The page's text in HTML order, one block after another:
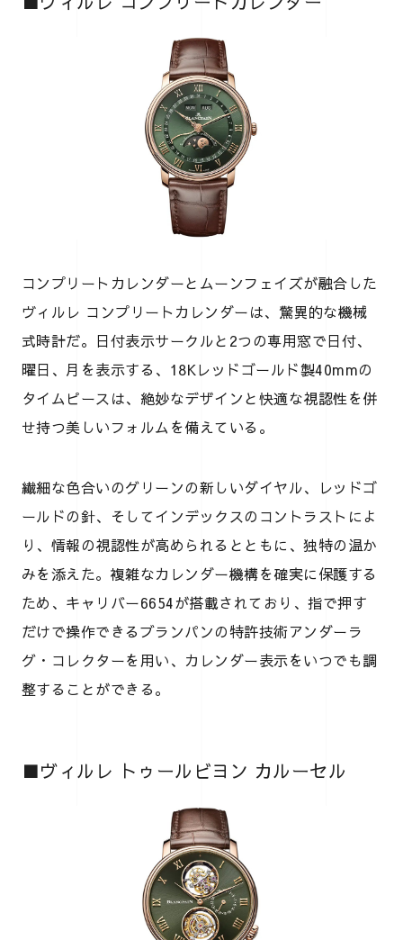
コンプリートカレンダーとムーンフェイズが融合した
ヴィルレ コンプリートカレンダーは、驚異的な機械
式時計だ。日付表示サークルと2つの専用窓で日付、
曜日、月を表示する、18Kレッドゴールド製40mmの
タイムピースは、絶妙なデザインと快適な視認性を併
せ持つ美しいフォルムを備えている。
繊細な色合いのグリーンの新しいダイヤル、レッドゴ
ールドの針、そしてインデックスのコントラストによ
り、情報の視認性が高められるとともに、独特の温か
みを添えた。複雑なカレンダー機構を確実に保護する
ため、キャリバー6654が搭載されており、指で押す
だけで操作できるブランパンの特許技術アンダーラ
グ・コレクターを用い、カレンダー表示をいつでも調
整することができる。
■ヴィルレ トゥールビヨン カルーセル